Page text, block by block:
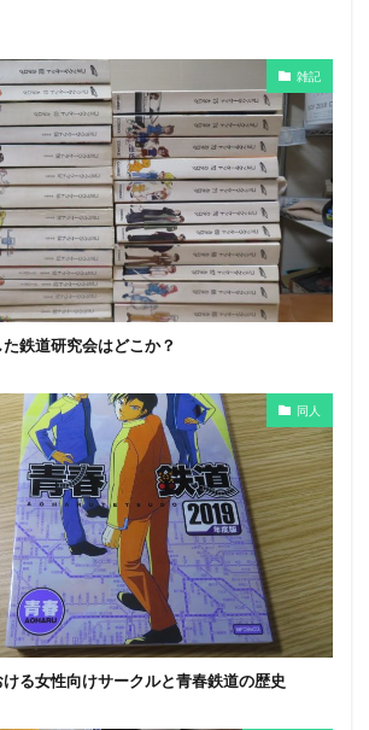
雑記
鉄道研究会はどこか？
同人
る女性向けサークルと青春鉄道の歴史